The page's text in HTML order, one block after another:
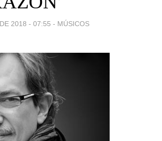
2018 - 07:55 - MÚSICOS